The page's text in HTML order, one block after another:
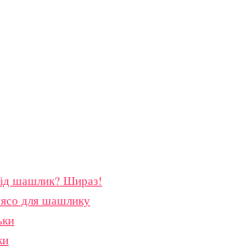
шашлик? Шираз!
для шашлику